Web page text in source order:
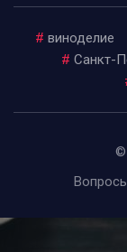
# виноделие
# Санкт-
©